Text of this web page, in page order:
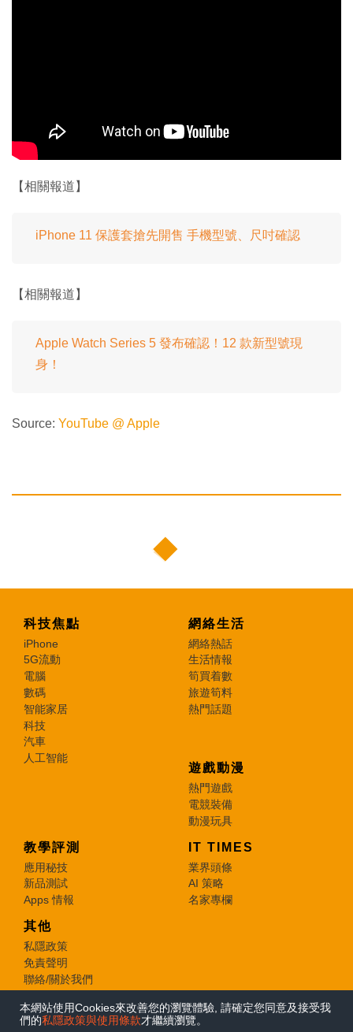
本網站使用Cookies來改善您的瀏覽體驗, 請確定您同意及接受我
們的私隱政策與使用條款才繼續瀏覽。
【相關報道】
iPhone 11 保護套搶先開售 手機型號、尺吋確認
【相關報道】
Apple Watch Series 5 發布確認！12 款新型號現
身！
Source: YouTube @ Apple
科技焦點
iPhone
5G流動
電腦
數碼
智能家居
科技
汽車
人工智能
網絡生活
網絡熱話
生活情報
筍買着數
旅遊筍料
熱門話題
遊戲動漫
熱門遊戲
電競裝備
動漫玩具
教學評測
應用秘技
新品測試
Apps 情報
IT TIMES
業界頭條
AI 策略
名家專欄
其他
私隱政策
免責聲明
聯絡/關於我們
© 2026 e-zone. All Rights Reserved.